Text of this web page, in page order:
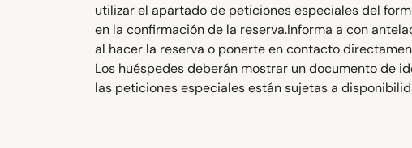
utilizar el apartado de peticiones especiales del
en la confirmación de la reserva.Informa a con
al hacer la reserva o ponerte en contacto
Los huéspedes deberán mostrar un documento de
las peticiones especiales están sujetas a